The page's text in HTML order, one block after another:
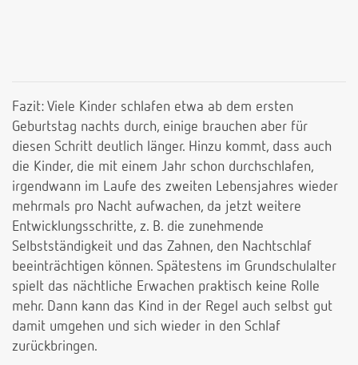
Fazit: Viele Kinder schlafen etwa ab dem ersten
Geburtstag nachts durch, einige brauchen aber für
diesen Schritt deutlich länger. Hinzu kommt, dass auch
die Kinder, die mit einem Jahr schon durchschlafen,
irgendwann im Laufe des zweiten Lebensjahres wieder
mehrmals pro Nacht aufwachen, da jetzt weitere
Entwicklungsschritte, z. B. die zunehmende
Selbstständigkeit und das Zahnen, den Nachtschlaf
beeinträchtigen können. Spätestens im Grundschulalter
spielt das nächtliche Erwachen praktisch keine Rolle
mehr. Dann kann das Kind in der Regel auch selbst gut
damit umgehen und sich wieder in den Schlaf
zurückbringen.